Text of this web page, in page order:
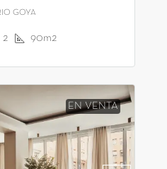
GOYA
2 90m2
EN VENTA